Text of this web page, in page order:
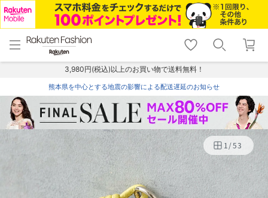
menu home
トップ
shopping_cart lock_outline
ログイン
3,980円(税込)以上のお買い物で送料無料！
熊本県を中心とする地震の影響による配送遅延のお知らせ
1/53